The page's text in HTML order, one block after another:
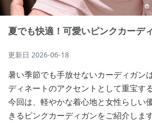
夏でも快適！可愛いピンクカーデ
更新日 2026-06-18
暑い季節でも手放せないカーディガン
ディネートのアクセントとして重宝す
今回は、軽やかな着心地と女性らしい
きるピンクカーディガンをご紹介します